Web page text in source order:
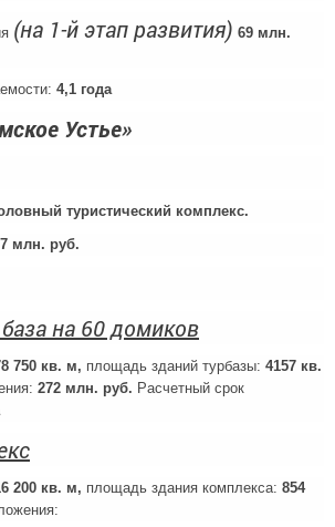
(на 1-й этап развития) 69 млн.
4,1 года
Устье»
туристический комплекс.
млн. руб.
база на 60 домиков
750 кв. м, площадь зданий турбазы: 4157 кв.
272 млн. руб. Расчетный срок
200 кв. м, площадь здания комплекса: 854